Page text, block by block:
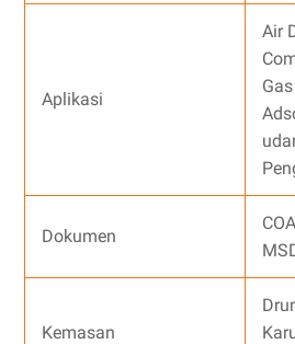
Aplikasi
Air
Dokumen
COA
Kemasan